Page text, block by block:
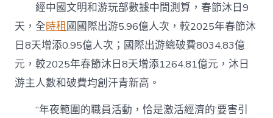
經中國文明和游玩部數據中間測算，春節沐日9
天，全時租國國際出游5.96億人次，較2025年春節沐
日8天增添0.95億人次；國際出游總破費8034.83億
元，較2025年春節沐日8天增添1264.81億元，沐日
游主人數和破費均創汗青新高。
“年夜範圍的職員活動，恰是激活經濟的‘要害引